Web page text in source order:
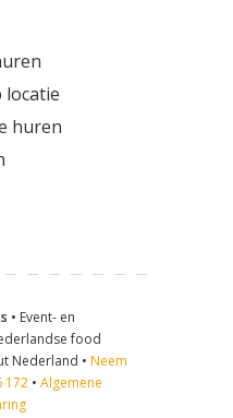
locatie
huren
• Event- en
food
Nederland • Neem
172 • Algemene